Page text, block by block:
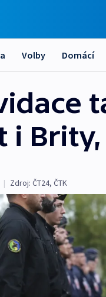
Volby Domácí
i
| Zdroj: ČT24, ČTK